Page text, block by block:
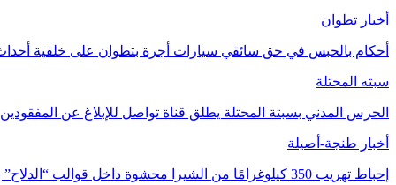
أخبار تطوان
أحكام بالحبس في حق سائقي سيارات أجرة بتطوان على خلفية
سبته المحتلة
الحرس المدني بسبتة المحتلة يطلق قناة تواصل للإبلاغ عن المفقودين
أخبار طنجة-أصيلة
إحباط تهريب 350 كيلوغرامًا من الشيرا محشوة داخل قوالب “الدلاح” بميناء طنجة